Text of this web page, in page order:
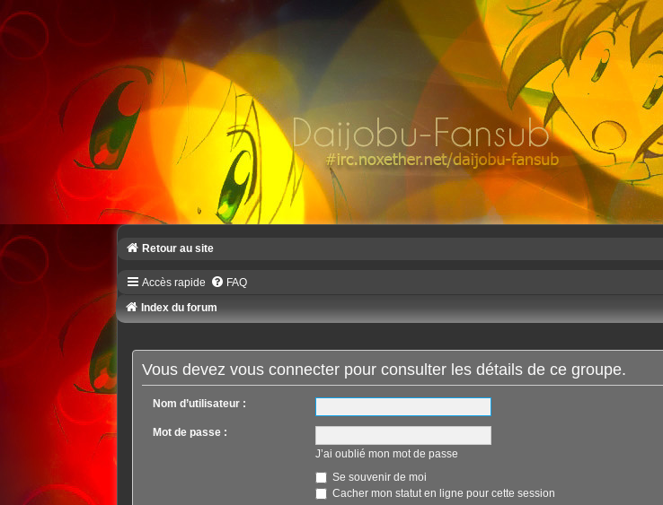
Retour au site
Accès rapide FAQ
Index du forum
Vous devez vous connecter pour consulter les détails de ce groupe.
Nom d’utilisateur :
Mot de passe :
J’ai oublié mon mot de passe
Se souvenir de moi
Cacher mon statut en ligne pour cette session